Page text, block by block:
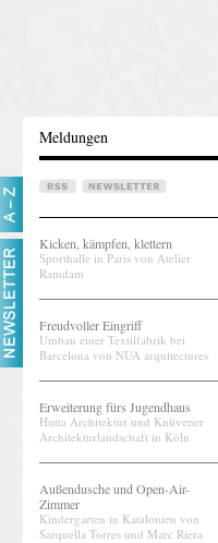
Meldungen
Kicken, kämpfen, klettern
Sporthalle in Paris von Atelier
Ramdam
Freudvoller Eingriff
Umbau einer Textilfabrik bei
Barcelona von NUA arquitectures
Erweiterung fürs Jugendhaus
Hutta Architektur und Knüvener
Architekturlandschaft in Köln
Außendusche und Open-Air-
Zimmer
Kindergarten in Katalonien von
Sarquella Torres und Marc Riera